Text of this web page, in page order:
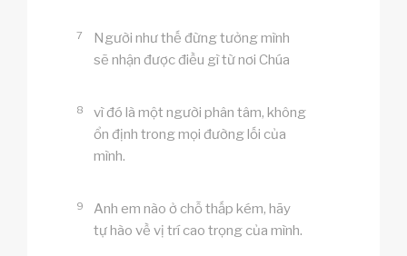
7
Người như thế đừng tưởng mình
sẽ nhận được điều gì từ nơi Chúa
8
vì đó là một người phân tâm, không
ổn định trong mọi đường lối của
mình.
9
Anh em nào ở chỗ thấp kém, hãy
tự hào về vị trí cao trọng của mình.